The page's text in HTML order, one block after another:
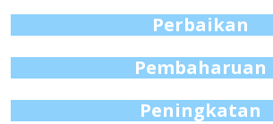
Perbaikan
Pembaharuan
Peningkatan